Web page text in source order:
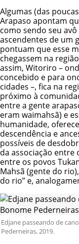
Algumas (das
Arapaso apontam
como sendo seu
ascendentes de um
pontuam que esse
chegassem na
assim, Witoriro –
concebido e para
cidades –, fica na
próximo à
entre a gente
eram waimahsã) e
humanidade,
descendência e
possíveis de
da associação
entre os povos
Mahsã (gente do
do rio” e,
Edjane passeando de
Pederneiras, 2019.